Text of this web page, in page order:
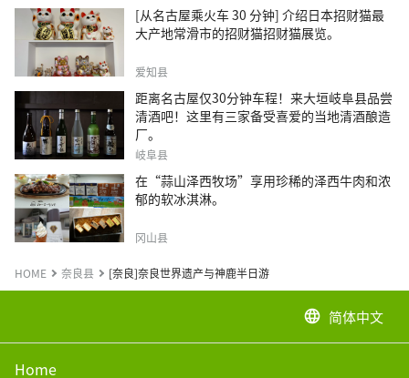
[从名古屋乘火车 30 分钟] 介绍日本招财猫最
大产地常滑市的招财猫招财猫展览。
爱知县
距离名古屋仅30分钟车程！来大垣岐阜县品尝
清酒吧！这里有三家备受喜爱的当地清酒酿造
厂。
岐阜县
在“蒜山泽西牧场”享用珍稀的泽西牛肉和浓
郁的软冰淇淋。
冈山县
HOME 奈良县 [奈良]奈良世界遗产与神鹿半日游
language 简体中文
Home